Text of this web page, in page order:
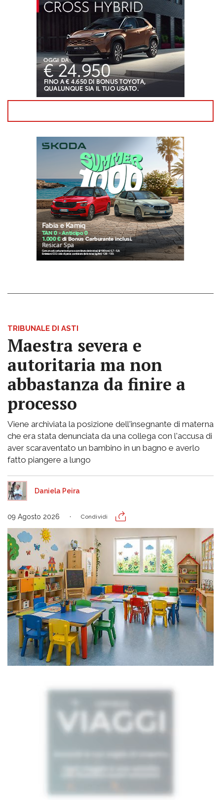
TRIBUNALE DI ASTI
Maestra severa e
autoritaria ma non
abbastanza da finire a
processo
Viene archiviata la posizione dell'insegnante di materna
che era stata denunciata da una collega con l'accusa di
aver scaraventato un bambino in un bagno e averlo
fatto piangere a lungo
Daniela Peira
09 Agosto 2026 Condividi